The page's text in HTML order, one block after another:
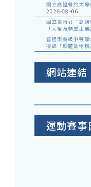
國立高雄餐旅大
2026-08-06
國立臺南女子高
「人權及轉型正
普通型高級中等
授課「軟體動物
網站連結
運動賽事